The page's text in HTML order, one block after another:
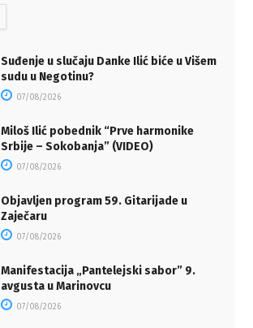
Suđenje u slučaju Danke Ilić biće u Višem
sudu u Negotinu?
07/08/2026
Miloš Ilić pobednik “Prve harmonike
Srbije – Sokobanja” (VIDEO)
07/08/2026
Objavljen program 59. Gitarijade u
Zaječaru
07/08/2026
Manifestacija „Pantelejski sabor” 9.
avgusta u Marinovcu
07/08/2026